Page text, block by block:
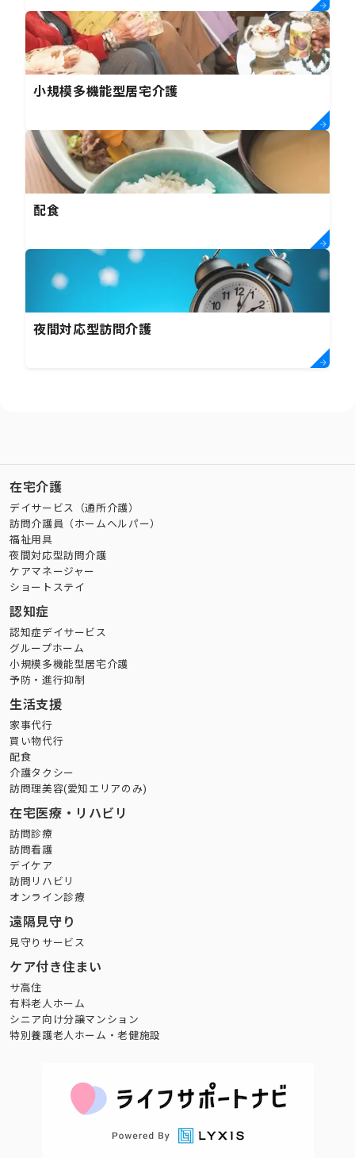
小規模多機能型居宅介護
配食
夜間対応型訪問介護
在宅介護
デイサービス（通所介護）
訪問介護員（ホームヘルパー）
福祉用具
夜間対応型訪問介護
ケアマネージャー
ショートステイ
認知症
認知症デイサービス
グループホーム
小規模多機能型居宅介護
予防・進行抑制
生活支援
家事代行
買い物代行
配食
介護タクシー
訪問理美容(愛知エリアのみ)
在宅医療・リハビリ
訪問診療
訪問看護
デイケア
訪問リハビリ
オンライン診療
遠隔見守り
見守りサービス
ケア付き住まい
サ高住
有料老人ホーム
シニア向け分譲マンション
特別養護老人ホーム・老健施設